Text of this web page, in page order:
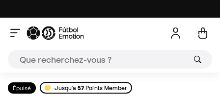
Épuisé Jusqu'à57 Points Member